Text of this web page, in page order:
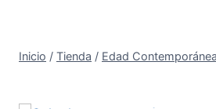
Inicio / Tienda / Edad Contemporánea